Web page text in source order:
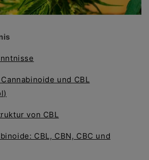
und CBL
von CBL
CBL, CBN, CBC und